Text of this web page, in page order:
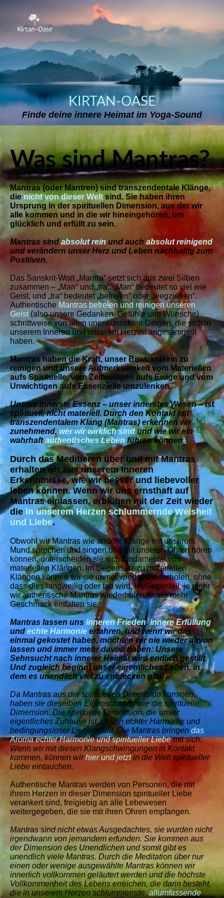
KIRTAN-OASE
Finde deine innere Heimat im Yoga-Sound
Was sind Mantras?
Mantras (oder Mantren) sind transzendentale Klänge,
die nicht von dieser Weltsind. Sie haben ihren
Ursprung in der spirituellen Dimension, aus der wir
alle kommen und in die wir hineingehören, um
glücklich und erfüllt zu sein.
Mantras sind absolut rein und auch absolut reinigend
und verändern unser Herz und Leben nachhaltig zum
Positiven.
Das Sanskrit-Wort „Mantra“ setzt sich aus zwei Silben
zusammen – „Man“ und „tra“. „Man“ bedeutet so viel wie
Geist, und „tra“ bedeutet „befreien“ oder „wegziehen“.
AuthentischeMantras befreien und reinigen unseren
Geist(also unsere Gedanken, Gefühle und Wünsche)
schrittweise von allen unerwünschten Dingen, die sich in
unserem Inneren und unserem Herzen angesammelt
haben.
Mantras haben die Kraft, unser Bewusstsein zu
reinigen und unsere Aufmerksamkeit vom Materiellen
aufs Spirituelle, vom Zeitweiligen aufs Ewige und vom
Unwichtigen aufs Essenzielle umzulenken.
Unsere innerste Essenz – unser innerstes Wesen – ist
spirituell, nicht materiell. Durch den Kontakt mit
transzendentalem Klang (Mantras) erkennen wir
zunehmend,wer wir wirklich sindund wie wir ein
wahrhaftauthentisches Leben führen können.
Durch das Meditieren über und mit Mantras
erhalten wir aus unserem Inneren
Erkenntnisse, wie wir besser und liebevoller
leben können. Wenn wir uns ernsthaft auf
Mantras einlassen, erblühen mit der Zeit wieder
die in unserem Herzen schlummernde Weisheit
und Liebe.
Obwohl wir Mantras wie andere Klänge mit unserem
Mund sprechen und singen und mit unseren Ohren hören
können, unterscheiden sie sich fundamental von
materiellen Klängen. Im Gegensatz zu materiellen
Klängen können wir sie immer wieder wiederholen, ohne
dass dies langweilig oder fad wird.Im Gegenteil, je mehr
wir authentische Mantras wiederholen, umso mehr
Geschmack entfalten sie.
Mantras lassen uns inneren Frieden,innere Erfüllung
und echte Harmonie erfahren, und wenn wir das
einmal gekostet haben, möchten wir nie wieder davon
lassen und immer mehr davon haben: Unsere
Sehnsucht nach innerer Heimat wird endlich gestillt.
Und zugleich beginnt unser eigentliches Leben, in
dem es unendlich viel zu entdecken gibt!
Da Mantras aus der spirituellen Dimension kommen,
haben sie dieselben Eigenschaften wie die spirituelle
Dimension. Die spirituelle Dimension, die unser
eigentliches Zuhause ist, ist von echter Harmonie und
bedingungsloser Liebe erfüllt. Die Mantras bringen das
Aroma echter Harmonie und spiritueller Liebemit sich.
Wenn wir mit diesen Klangschwingungen in Kontakt
kommen, können wirhier und jetztin die Welt spiritueller
Liebe eintauchen.
Authentische Mantras werden von Personen, die mit
ihrem Herzen in dieser Dimension spiritueller Liebe
verankert sind, freigiebig an alle Lebewesen
weitergegeben, die sie mit ihren Ohren empfangen.
Mantras sind nicht etwas Ausgedachtes, sie wurden nicht
irgendwann von jemandem erfunden. Sie kommen aus
der Dimension des Unendlichen und somit gibt es
unendlich viele Mantras. Durch die Meditation über nur
einen oder wenige ausgewählte Mantras können wir
innerlich vollkommen geläutert werden und die höchste
Vollkommenheit des Lebens erreichen, die darin besteht,
die in unserem Herzen schlummernde,allumfassende